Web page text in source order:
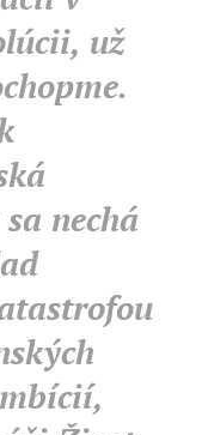
už
nechá